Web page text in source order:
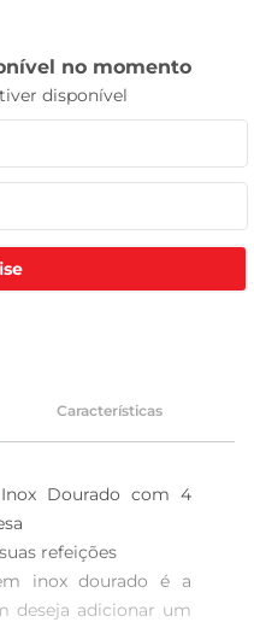
Características
Dourado com 4
refeições
inox dourado é a
deseja adicionar um